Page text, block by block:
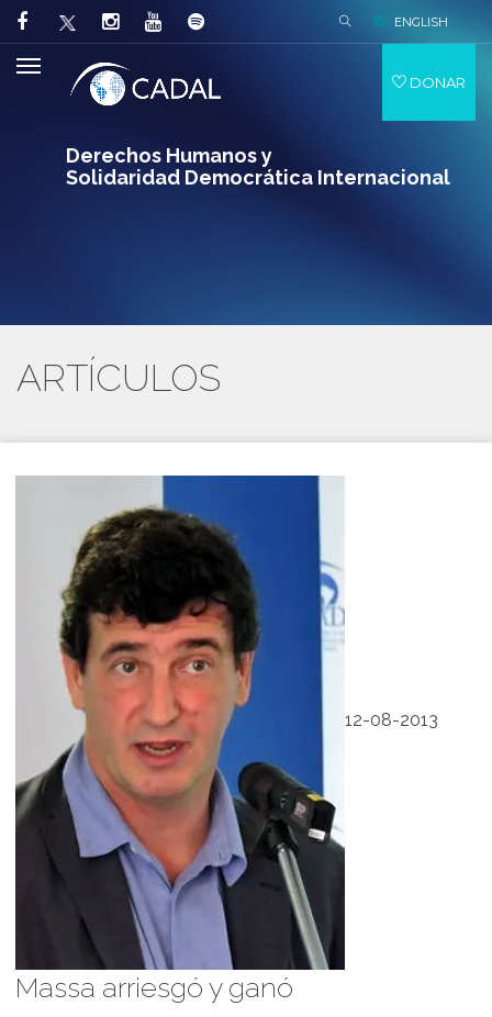
Derechos Humanos y
Solidaridad Democrática Internacional
ENGLISH
DONAR
ARTÍCULOS
12-08-2013
Massa arriesgó y ganó